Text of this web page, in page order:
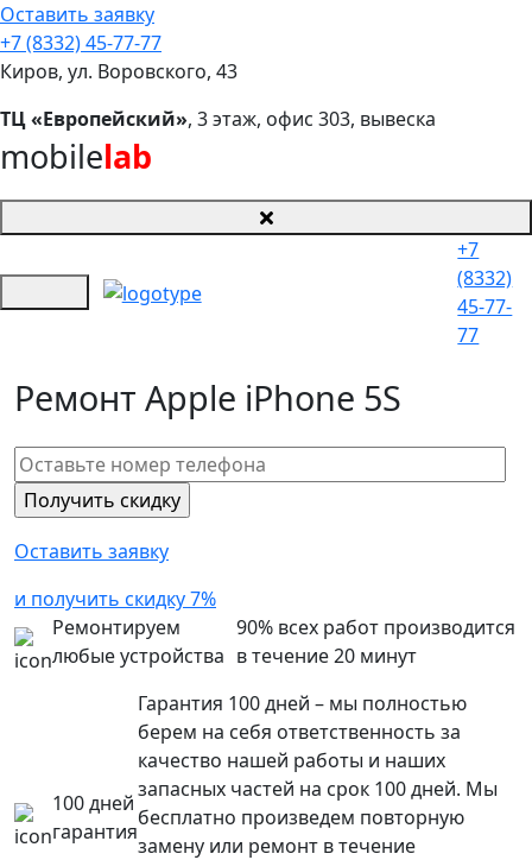
Оставить заявку
+7 (8332) 45-77-77
Киров, ул. Воровского, 43
ТЦ «Европейский», 3 этаж, офис 303, вывеска
mobilelab
+7
(8332)
45-77-
77
Ремонт Apple iPhone 5S
Оставить заявку
и получить скидку 7%
Ремонтируем
любые устройства
90% всех работ производится
в течение 20 минут
100 дней
гарантия
Гарантия 100 дней – мы полностью
берем на себя ответственность за
качество нашей работы и наших
запасных частей на срок 100 дней. Мы
бесплатно произведем повторную
замену или ремонт в течение